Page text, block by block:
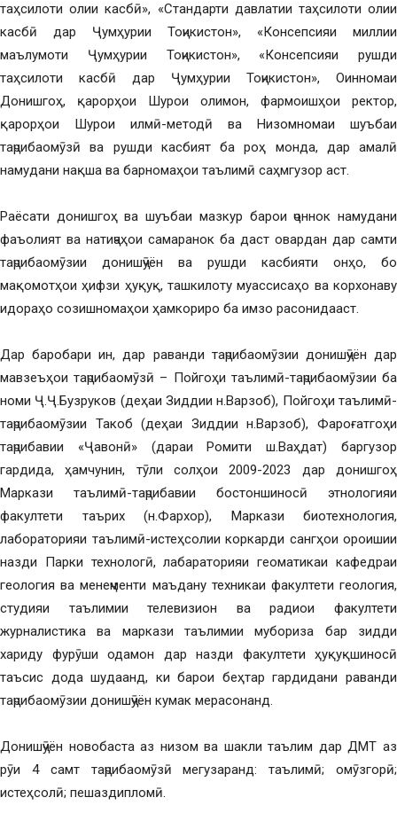
таҳсилоти олии касбӣ», «Стандарти давлатии таҳсилоти олии
касбӣ дар Ҷумҳурии Тоҷикистон», «Консепсияи миллии
маълумоти Ҷумҳурии Тоҷикистон», «Консепсияи рушди
таҳсилоти касбӣ дар Ҷумҳурии Тоҷикистон», Оинномаи
Донишгоҳ, қарорҳои Шурои олимон, фармоишҳои ректор,
қарорҳои Шурои илмӣ-методӣ ва Низомномаи шуъбаи
таҷрибаомӯзӣ ва рушди касбият ба роҳ монда, дар амалӣ
намудани нақша ва барномаҳои таълимӣ саҳмгузор аст.
Раёсати донишгоҳ ва шуъбаи мазкур барои ҷоннок намудани
фаъолият ва натиҷаҳои самаранок ба даст овардан дар самти
таҷрибаомӯзии донишҷӯён ва рушди касбияти онҳо, бо
мақомотҳои ҳифзи ҳуқуқ, ташкилоту муассисаҳо ва корхонаву
идораҳо созишномаҳои ҳамкориро ба имзо расонидааст.
Дар баробари ин, дар раванди таҷрибаомӯзии донишҷӯён дар
мавзеъҳои таҷрибаомӯзӣ – Пойгоҳи таълимӣ-таҷрибаомӯзии ба
номи Ҷ.Ҷ.Бузруков (деҳаи Зиддии н.Варзоб), Пойгоҳи таълимӣ-
таҷрибаомӯзии Такоб (деҳаи Зиддии н.Варзоб), Фароғатгоҳи
таҷрибавии «Ҷавонӣ» (дараи Ромити ш.Ваҳдат) баргузор
гардида, ҳамчунин, тӯли солҳои 2009-2023 дар донишгоҳ
Маркази таълимӣ-таҷрибавии бостоншиносӣ этнологияи
факултети таърих (н.Фархор), Маркази биотехнология,
лабораторияи таълимӣ-истеҳсолии коркарди сангҳои ороишии
назди Парки технологӣ, лабараторияи геоматикаи кафедраи
геология ва менеҷменти маъдану техникаи факултети геология,
студияи таълимии телевизион ва радиои факултети
журналистика ва маркази таълимии мубориза бар зидди
хариду фурӯши одамон дар назди факултети ҳуқуқшиносӣ
таъсис дода шудаанд, ки барои беҳтар гардидани раванди
таҷрибаомӯзии донишҷӯён кумак мерасонанд.
Донишҷӯён новобаста аз низом ва шакли таълим дар ДМТ аз
рӯи 4 самт таҷрибаомӯзӣ мегузаранд: таълимӣ; омӯзгорӣ;
истеҳсолӣ; пешаздипломӣ.